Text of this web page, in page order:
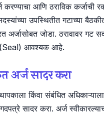
करण्याचा आणि ठराविक कर्जाची
उपस्थितीत गटाच्या
अर्जासोबत जोडा. ठरावावर गट
(Seal) आवश्यक आहे.
अर्ज सादर करा
किंवा संबंधित
सादर करा. अर्ज